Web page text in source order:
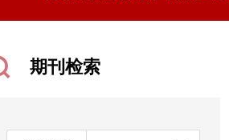
期刊检索